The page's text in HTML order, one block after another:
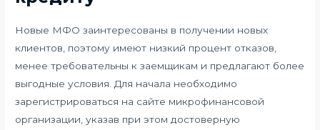
Новые МФО заинтересованы в получении новых
клиентов, поэтому имеют низкий процент отказов,
менее требовательны к заемщикам и предлагают более
выгодные условия. Для начала необходимо
зарегистрироваться на сайте микрофинансовой
организации, указав при этом достоверную